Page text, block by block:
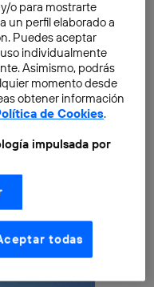
oportunidades de
piensan acerca del
y cuál es su
o para mostrarte
un perfil elaborado a
Puedes aceptar
individualmente
Asimismo, podrás
momento desde
obtener información
de Cookies.
impulsada por
la tecnología Utiq para
digital o análisis
consentimiento)
web(s)
conexión a
por una de las
y otorgas tu
todas